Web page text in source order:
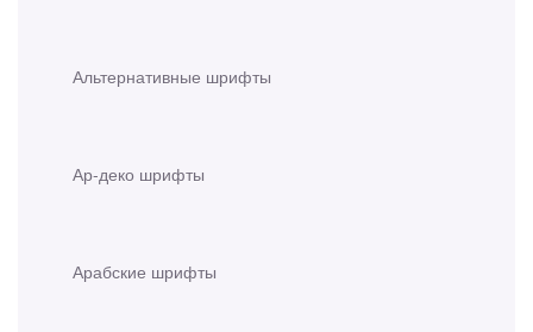
Альтернативные шрифты
Ар-деко шрифты
Арабские шрифты